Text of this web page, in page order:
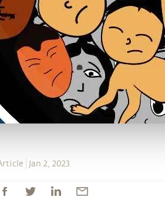
Jan 2, 2023